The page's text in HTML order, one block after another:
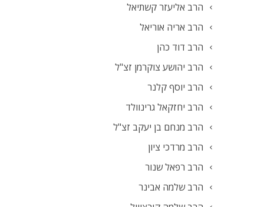
הרב אליעזר קשתיאל
הרב אריה אוריאל
הרב דוד כהן
הרב יהושע צוקרמן זצ"ל
הרב יוסף קלנר
הרב יחזקאל גרינוולד
הרב מנחם בן יעקב זצ"ל
הרב מרדכי ציון
הרב רפאל שנור
הרב שלמה אבינר